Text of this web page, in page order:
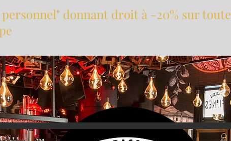
donnant droit à -20% sur